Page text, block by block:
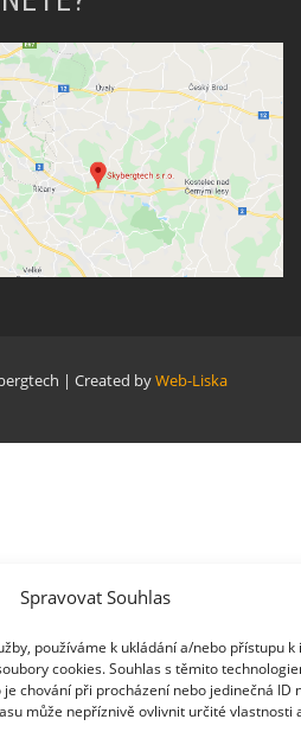
Spravovat Souhlas
používáme k ukládání a/nebo přístupu
cookies. Souhlas s těmito
chování při procházení nebo jedinečná ID
může nepříznivě ovlivnit určité vlastnosti
| Created byWeb-Liska